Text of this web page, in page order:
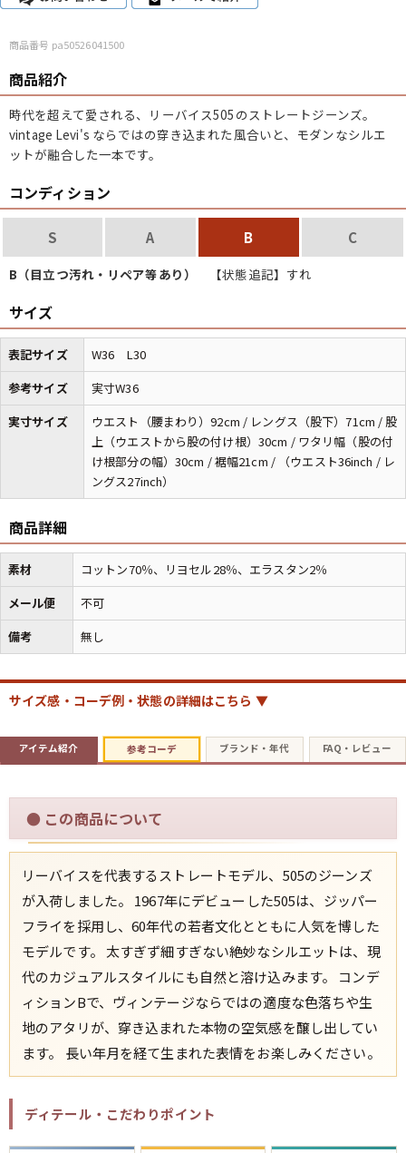
ジャケット
スウェット XS S M L XL
長袖シャツ XS
半袖シャツ
Tシャツ XS
W30以下 W31,W32
Search by Maniac
バンド
Tシャツ
アニメ
Tシャツ
映画
Tシャツ
USA製
すべてのマニアックを見る
Search by Period
90年代 80年代
60年代 50年代 40年代
すべての年代を見る
週刊ラッシュアウト新聞
古着コラム
メディア・イベント情報
Youtube 古着屋Rush Out チャンネル
商品番号 pa50526041500
商品紹介
時代を超えて愛される、リーバイス505のストレートジーンズ。
vintage Levi's ならではの穿き込まれた風合いと、モダンなシルエ
ットが融合した一本です。
コンディション
S A B C
B（目立つ汚れ・リペア等あり） 【状態追記】すれ
サイズ
表記サイズ
W36 L30
参考サイズ
実寸W36
実寸サイズ
ウエスト（腰まわり）92cm / レングス（股下）71cm / 股
上（ウエストから股の付け根）30cm / ワタリ幅（股の付
け根部分の幅）30cm / 裾幅21cm / （ウエスト36inch / レ
ングス27inch）
商品詳細
素材
コットン70％、リヨセル28％、エラスタン2％
メール便
不可
備考
無し
サイズ感・コーデ例・状態の詳細はこちら ▼
アイテム紹介 参考コーデ ブランド・年代 FAQ・レビュー
● この商品について
リーバイスを代表するストレートモデル、505のジーンズ
が入荷しました。 1967年にデビューした505は、ジッパー
フライを採用し、60年代の若者文化とともに人気を博した
モデルです。 太すぎず細すぎない絶妙なシルエットは、現
代のカジュアルスタイルにも自然と溶け込みます。 コンデ
ィションBで、ヴィンテージならではの適度な色落ちや生
地のアタリが、穿き込まれた本物の空気感を醸し出してい
ます。 長い年月を経て生まれた表情をお楽しみください。
ディテール・こだわりポイント